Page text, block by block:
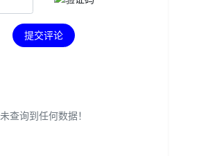
提交评论
未查询到任何数据！